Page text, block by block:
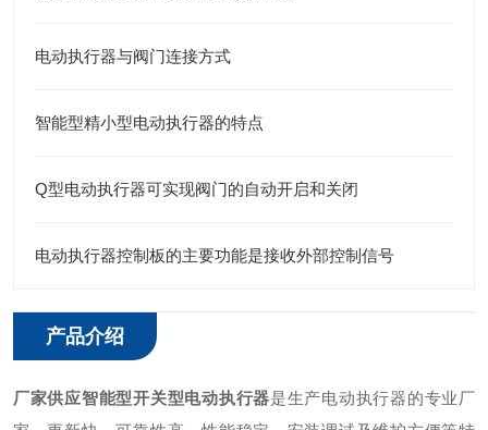
电动执行器与阀门连接方式
智能型精小型电动执行器的特点
Q型电动执行器可实现阀门的自动开启和关闭
电动执行器控制板的主要功能是接收外部控制信号
产品介绍
厂家供应智能型开关型电动执行器是生产电动执行器的专业厂